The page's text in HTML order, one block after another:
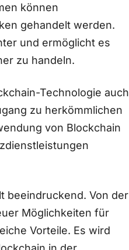
können
gehandelt werden.
und ermöglicht es
zu handeln.
Technologie⁤ auch
zu herkömmlichen
von Blockchain⁣
beeindruckend. Von der
Möglichkeiten für
Vorteile. Es wird